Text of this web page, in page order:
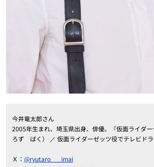
今井竜太郎さん
2005年生まれ、埼玉県出身、俳優。『仮面ライダ
ろず ばく） ／ 仮面ライダーゼッツ役でテレビドラ
Ｘ： @ryutaro___imai